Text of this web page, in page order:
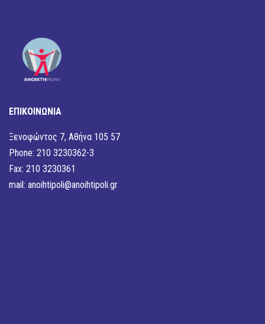
ΕΠΙΚΟΙΝΩΝΙΑ
Ξενοφώντος 7, Αθήνα 105 57
Phone: 210 3230362-3
Fax: 210 3230361
mail: anoihtipoli@anoihtipoli.gr